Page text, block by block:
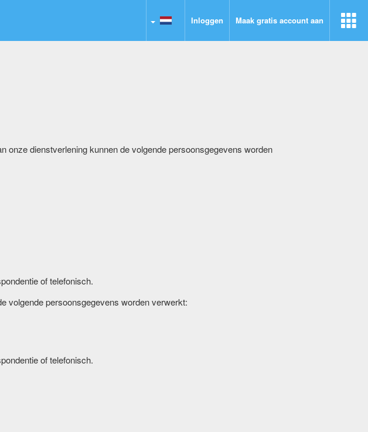
Language:
nl Inloggen Maak gratis account aan
onze dienstverlening kunnen de volgende persoonsgegevens worden
of telefonisch.
volgende persoonsgegevens worden verwerkt:
of telefonisch.